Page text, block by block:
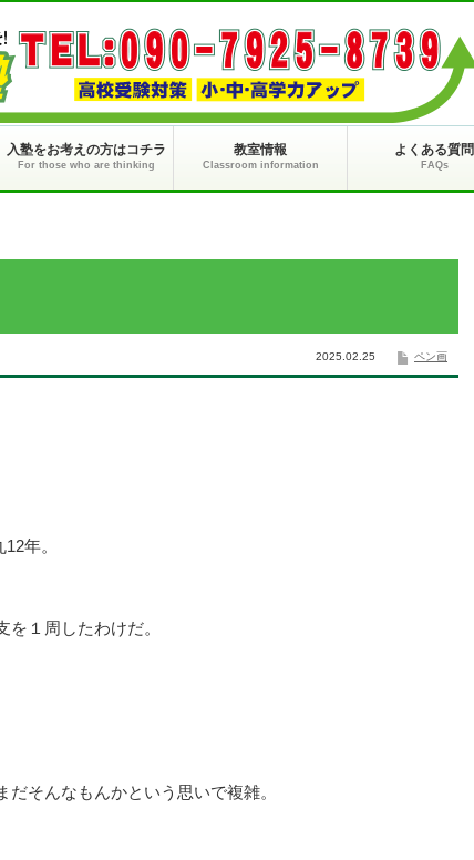
入塾をお考えの方はコチラ
For those who are thinking
教室情報
Classroom information
よくある質問
FAQs
ペン画
2025.02.25
年。
１周したわけだ。
そんなもんかという思いで複雑。